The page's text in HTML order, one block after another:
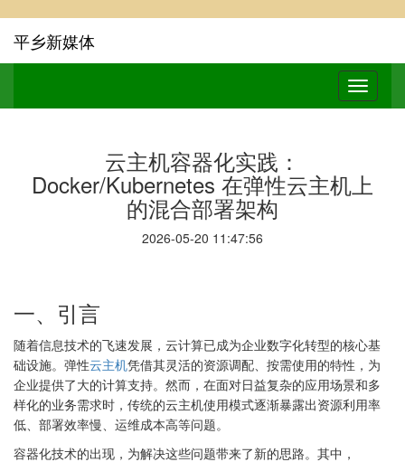
平乡新媒体
云主机容器化实践：
Docker/Kubernetes 在弹性云主机上
的混合部署架构
2026-05-20 11:47:56
一、引言
随着信息技术的飞速发展，云计算已成为企业数字化转型的核心基
础设施。弹性云主机凭借其灵活的资源调配、按需使用的特性，为
企业提供了大的计算支持。然而，在面对日益复杂的应用场景和多
样化的业务需求时，传统的云主机使用模式逐渐暴露出资源利用率
低、部署效率慢、运维成本高等问题。
容器化技术的出现，为解决这些问题带来了新的思路。其中，